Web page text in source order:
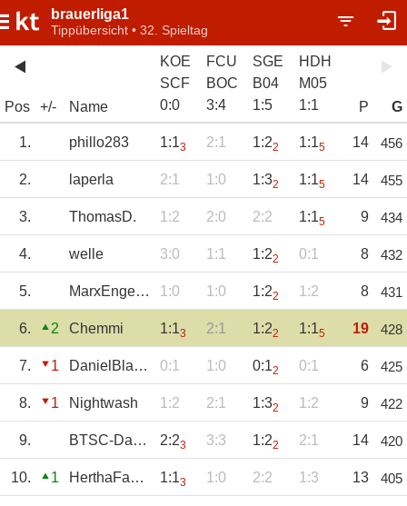
brauerliga1
Tippübersicht • 32. Spieltag
Pos +/- Name
KOE
SCF
0:0
FCU
BOC
3:4
SGE
B04
1:5
HDH
M05
1:1 P G
1. phillo283 1:13 2:1 1:22 1:15 14 456
2. laperla 2:1 1:0 1:32 1:15 14 455
3. ThomasD. 1:2 2:0 2:2 1:15 9 434
4. welle 3:0 1:1 1:22 0:1 8 432
5. MarxEngels007 1:0 1:0 1:22 1:2 8 431
6. 2 Chemmi 1:13 2:1 1:22 1:15 19 428
7. 1 DanielBlauWeiss 0:1 1:0 0:12 0:1 6 425
8. 1 Nightwash 1:2 2:1 1:32 1:2 9 422
9. BTSC-Daniel 2:23 3:3 1:22 2:1 14 420
10. 1 HerthaFanRPL 1:13 1:0 2:2 1:3 13 405